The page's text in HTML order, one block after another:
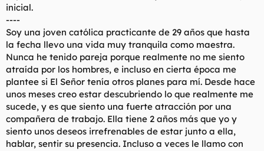
m
inicial.
----
Soy una joven católica practicante de 29 años que hasta
la fecha llevo una vida muy tranquila como maestra.
Nunca he tenido pareja porque realmente no me siento
atraída por los hombres, e incluso en cierta época me
plantee si El Señor tenía otros planes para mí. Desde hace
unos meses creo estar descubriendo lo que realmente me
sucede, y es que siento una fuerte atracción por una
compañera de trabajo. Ella tiene 2 años más que yo y
siento unos deseos irrefrenables de estar junto a ella,
hablar, sentir su presencia. Incluso a veces le llamo con